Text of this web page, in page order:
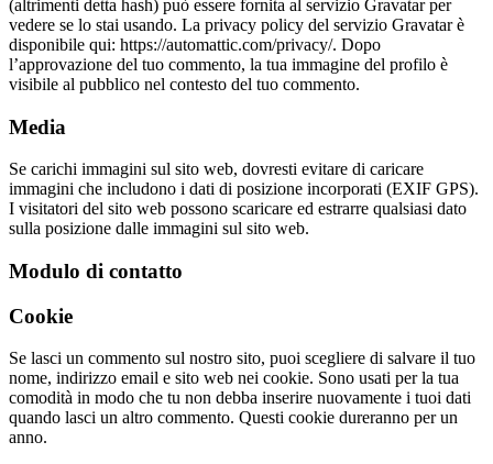
(altrimenti detta hash) può essere fornita al servizio Gravatar per
vedere se lo stai usando. La privacy policy del servizio Gravatar è
disponibile qui: https://automattic.com/privacy/. Dopo
l’approvazione del tuo commento, la tua immagine del profilo è
visibile al pubblico nel contesto del tuo commento.
Media
Se carichi immagini sul sito web, dovresti evitare di caricare
immagini che includono i dati di posizione incorporati (EXIF GPS).
I visitatori del sito web possono scaricare ed estrarre qualsiasi dato
sulla posizione dalle immagini sul sito web.
Modulo di contatto
Cookie
Se lasci un commento sul nostro sito, puoi scegliere di salvare il tuo
nome, indirizzo email e sito web nei cookie. Sono usati per la tua
comodità in modo che tu non debba inserire nuovamente i tuoi dati
quando lasci un altro commento. Questi cookie dureranno per un
anno.